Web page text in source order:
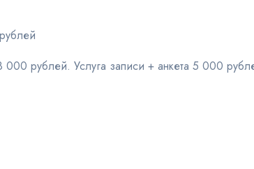
рублей. Услуга записи + анкета 5 000